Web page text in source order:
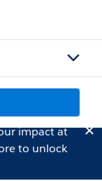
impact at
to unlock